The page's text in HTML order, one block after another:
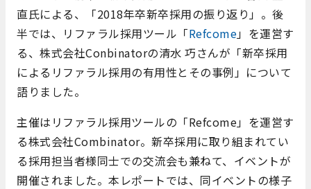
直氏による、「2018年卒新卒採用の振り返り」。後
半では、リファラル採用ツール「Refcome」を運営す
る、株式会社Conbinatorの清水 巧さんが「新卒採用
によるリファラル採用の有用性とその事例」について
語りました。
主催はリファラル採用ツールの「Refcome」を運営す
る株式会社Combinator。新卒採用に取り組まれてい
る採用担当者様同士での交流会も兼ねて、イベントが
開催されました。本レポートでは、同イベントの様子